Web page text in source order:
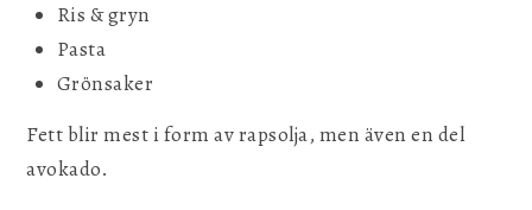
Ris & gryn
Pasta
Grönsaker
Fett blir mest i form av rapsolja, men även en del
avokado.